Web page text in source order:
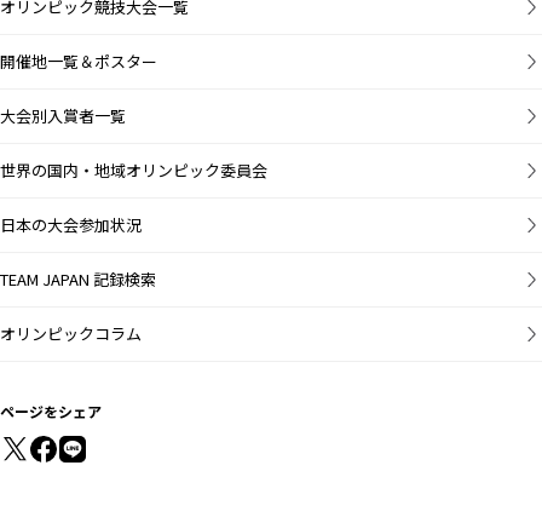
オリンピック競技大会一覧
開催地一覧＆ポスター
大会別入賞者一覧
世界の国内・地域オリンピック委員会
日本の大会参加状況
TEAM JAPAN 記録検索
オリンピックコラム
ページをシェア